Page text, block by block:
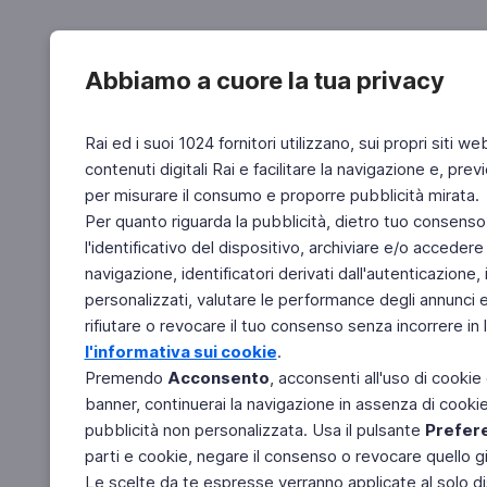
Abbiamo a cuore la tua privacy
Rai ed i suoi 1024 fornitori utilizzano, sui propri siti
contenuti digitali Rai e facilitare la navigazione e,
per misurare il consumo e proporre pubblicità mirata.
Per quanto riguarda la pubblicità, dietro tuo
l'identificativo del dispositivo, archiviare e/o
navigazione, identificatori derivati
personalizzati, valutare le performance degli
rifiutare o revocare il tuo consenso senza incorrere
l'informativa sui cookie.
Premendo Acconsento, acconsenti all'uso di
banner, continuerai la navigazione in assenza di
pubblicità non personalizzata. Usa il pulsante
parti e cookie, negare il consenso o revocare quello
Le scelte da te espresse verranno applicate al solo